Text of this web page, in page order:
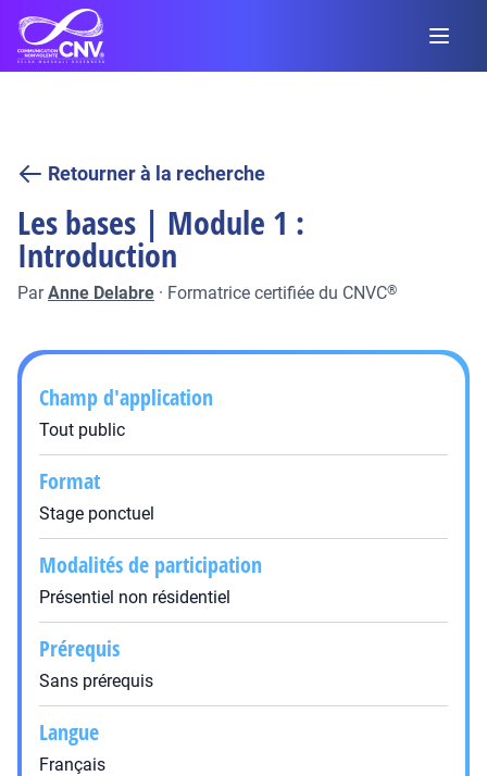
Retourner à la recherche
Les bases | Module 1 :
Introduction
ParAnne Delabre · Formatrice certifiée du CNVC®
Champ d'application
Tout public
Format
Stage ponctuel
Modalités de participation
Présentiel non résidentiel
Prérequis
Sans prérequis
Langue
Français